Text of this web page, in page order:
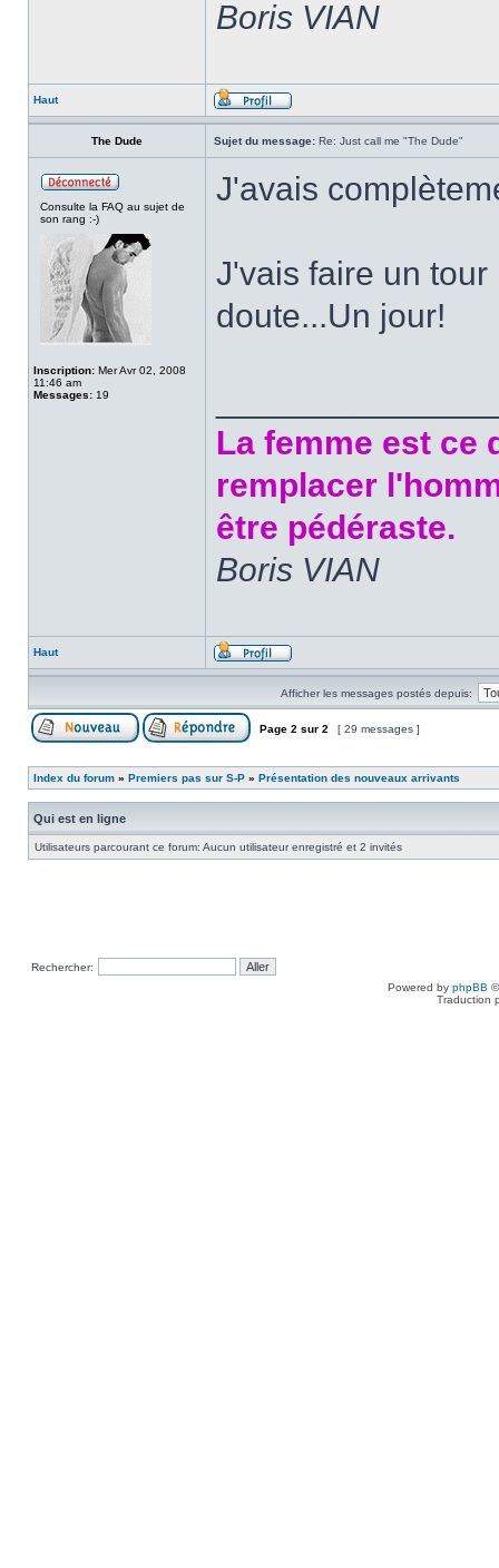
Boris VIAN
Haut
The Dude Sujet du message: Re: Just call me "The Dude"
Consulte la FAQ au sujet de
son rang :-)
Inscription: Mer Avr 02, 2008
11:46 am
Messages: 19
J'avais
J'vais faire un
doute...Un jour!
La femme est ce
remplacer
être pédéraste.
Boris VIAN
Haut
Afficher les messages postés depuis:
Page 2 sur 2 [ 29 messages ]
Index du forum » Premiers pas sur S-P » Présentation des nouveaux arrivants
Qui est en ligne
Utilisateurs parcourant ce forum: Aucun utilisateur enregistré et 2 invités
Rechercher:
Powered by phpBB
Traduction